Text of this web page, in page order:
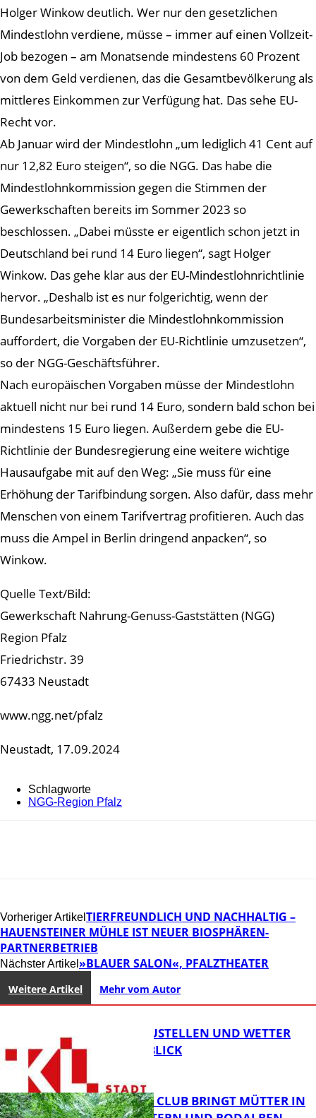
Holger Winkow deutlich. Wer nur den gesetzlichen
Mindestlohn verdiene, müsse – immer auf einen Vollzeit-
Job bezogen – am Monatsende mindestens 60 Prozent
von dem Geld verdienen, das die Gesamtbevölkerung als
mittleres Einkommen zur Verfügung hat. Das sehe EU-
Recht vor.
Ab Januar wird der Mindestlohn „um lediglich 41 Cent auf
nur 12,82 Euro steigen“, so die NGG. Das habe die
Mindestlohnkommission gegen die Stimmen der
Gewerkschaften bereits im Sommer 2023 so
beschlossen. „Dabei müsste er eigentlich schon jetzt in
Deutschland bei rund 14 Euro liegen“, sagt Holger
Winkow. Das gehe klar aus der EU-Mindestlohnrichtlinie
hervor. „Deshalb ist es nur folgerichtig, wenn der
Bundesarbeitsminister die Mindestlohnkommission
auffordert, die Vorgaben der EU-Richtlinie umzusetzen“,
so der NGG-Geschäftsführer.
Nach europäischen Vorgaben müsse der Mindestlohn
aktuell nicht nur bei rund 14 Euro, sondern bald schon bei
mindestens 15 Euro liegen. Außerdem gebe die EU-
Richtlinie der Bundesregierung eine weitere wichtige
Hausaufgabe mit auf den Weg: „Sie muss für eine
Erhöhung der Tarifbindung sorgen. Also dafür, dass mehr
Menschen von einem Tarifvertrag profitieren. Auch das
muss die Ampel in Berlin dringend anpacken“, so
Winkow.
Quelle Text/Bild:
Gewerkschaft Nahrung-Genuss-Gaststätten (NGG)
Region Pfalz
Friedrichstr. 39
67433 Neustadt
www.ngg.net/pfalz
Neustadt, 17.09.2024
Schlagworte
NGG-Region Pfalz
Vorheriger Artikel TIERFREUNDLICH UND NACHHALTIG –
HAUENSTEINER MÜHLE IST NEUER BIOSPHÄREN-
PARTNERBETRIEB
Nächster Artikel »BLAUER SALON«, PFALZTHEATER
Weitere Artikel Mehr vom Autor
PARKEN, BAUSTELLEN UND WETTER
DIGITAL IM BLICK
NEUER MOM CLUB BRINGT MÜTTER IN